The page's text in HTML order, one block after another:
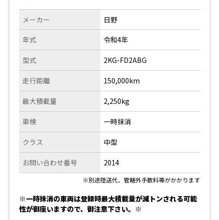
メーカー
年式
型式
走行距離
日野
令和4年
2KG-FD2ABG
150,000km
最大積載量
車検
クラス
お問い合わせ番号
2,250kg
一時抹消
中型
2014
※別途陸送代、管轄外手数料等がかかります
※一時抹消の車両は登録時最大積載量が減トンされる可能
性が御座いますので、御注意下さい。※